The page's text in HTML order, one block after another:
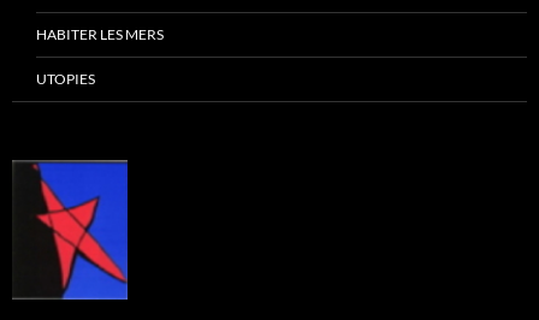
HABITER LES MERS
UTOPIES